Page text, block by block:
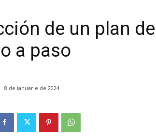
de un plan
a paso
8 de ianuarie de 2024